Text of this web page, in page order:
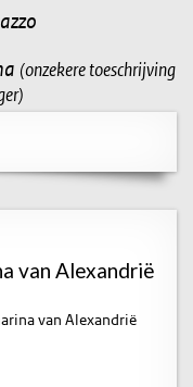
(onzekere toeschrijving
van Alexandrië
van Alexandrië